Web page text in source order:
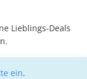
Lieblings-Deals
ein.